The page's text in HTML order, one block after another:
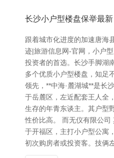
长沙小户型楼盘保举最新
跟着城市化进度的加速唐海
迹|旅游信息网-官网，小户
投资者的首选。长沙手脚湖
多个优质小户型楼盘，知足
领先，**中海·麓湖城**是长
于岳麓区，左近配套王人全
生存的年青东谈主。其户型
性价比高。 而无仪有限公司
于开福区，主打小户型公寓
初次购房者或投资客。技俩